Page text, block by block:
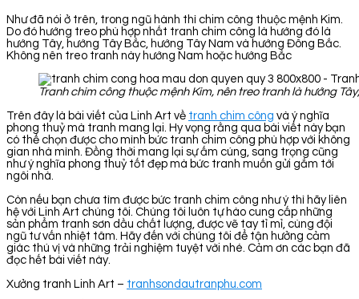
Như đã nói ở trên, trong ngũ hành thì chim công thuộc mệnh Kim.
Do đó hướng treo phù hợp nhất tranh chim công là hướng đó là
hướng Tây, hướng Tây Bắc, hướng Tây Nam và hướng Đông Bắc.
Không nên treo tranh này hướng Nam hoặc hướng Bắc
Tranh chim công thuộc mệnh Kim, nên treo tranh là hướng
Trên đây là bài viết của Linh Art về tranh chim công và ý nghĩa
phong thuỷ mà tranh mang lại. Hy vọng rằng qua bài viết này bạn
có thể chọn được cho mình bức tranh chim công phù hợp với không
gian nhà mình. Đồng thời mang lại sự ấm cúng, sang trọng cũng
như ý nghĩa phong thuỷ tốt đẹp mà bức tranh muốn gửi gắm tới
ngôi nhà.
Còn nếu bạn chưa tìm được bức tranh chim công như ý thì hãy liên
hệ với Linh Art chúng tôi. Chúng tôi luôn tự hào cung cấp những
sản phẩm tranh sơn dầu chất lượng, được vẽ tay tỉ mỉ, cùng đội
ngũ tư vấn nhiệt tâm. Hãy đến với chúng tôi để tận hưởng cảm
giác thú vị và những trải nghiệm tuyệt vời nhé. Cảm ơn các bạn đã
đọc hết bài viết này.
Xưởng tranh Linh Art – tranhsondautranphu.com